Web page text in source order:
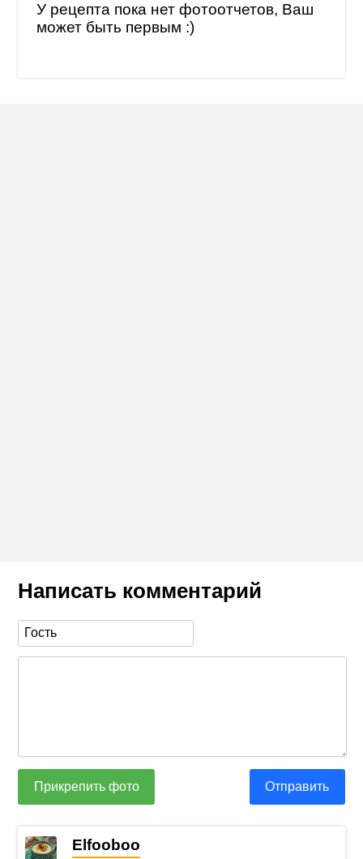
У рецепта пока нет фотоотчетов, Ваш
может быть первым :)
Написать комментарий
Прикрепить фото Отправить
Elfooboo